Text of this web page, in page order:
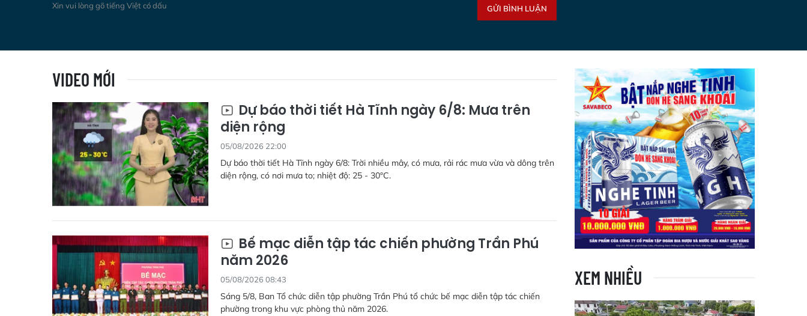
Xin vui lòng gõ tiếng Việt có dấu GỬI BÌNH LUẬN
VIDEO MỚI
Dự báo thời tiết Hà Tĩnh ngày 6/8: Mưa trên
diện rộng
05/08/2026 22:00
Dự báo thời tiết Hà Tĩnh ngày 6/8: Trời nhiều mây, có mưa, rải rác mưa vừa và dông trên
diện rộng, có nơi mưa to; nhiệt độ: 25 - 30°C.
Bế mạc diễn tập tác chiến phường Trần Phú
năm 2026
05/08/2026 08:43
Sáng 5/8, Ban Tổ chức diễn tập phường Trần Phú tổ chức bế mạc diễn tập tác chiến
phường trong khu vực phòng thủ năm 2026.
XEM NHIỀU